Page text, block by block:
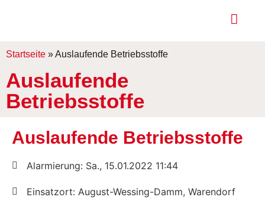
Startseite »Auslaufende Betriebsstoffe
Auslaufende
Betriebsstoffe
Auslaufende Betriebsstoffe
Alarmierung: Sa., 15.01.2022 11:44
Einsatzort: August-Wessing-Damm, Warendorf